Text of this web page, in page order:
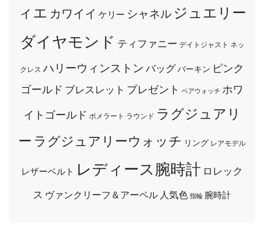
ィエ カワイイ ケリー シャネル ジュエリー
ダイヤモンド ティファニー デイトジャスト ネッ
クレス ハリーウィンストン バッグ バーキン ピンク
ゴールド ブレスレット プレゼント ペアウォッチ ホワ
イトゴールド ポメラート ラウンド ラグジュアリ
ー ラグジュアリーウォッチ リング レアモデル
レザーベルト レディース腕時計 ロレック
ス ヴァンクリーフ＆アーペル 人気色 指輪 腕時計